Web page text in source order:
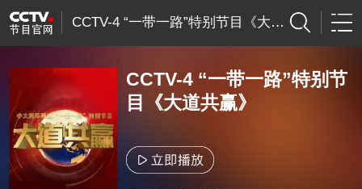
CCTV-4 “一带一路”特别节目《大道共赢》
CCTV-4 “一带一路”特别节
目《大道共赢》